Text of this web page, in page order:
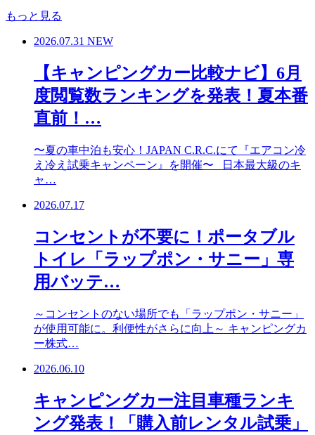
もっと見る
2026.07.31 NEW
【キャンピングカー比較ナビ】6月
度閲覧数ランキングを発表！夏本番
直前！…
〜夏の車中泊も安心！JAPAN C.R.C.にて『エアコン冷
え冷え試乗キャンペーン』を開催〜 日本最大級のキ
ャ…
2026.07.17
コンセントが不要に！ポータブル
トイレ「ラップポン・サニー」専
用バッテ…
～コンセントのない場所でも「ラップポン・サニー」
が使用可能に。利便性がさらに向上～ キャンピングカ
ー株式…
2026.06.10
キャンピングカー注目車種ランキ
ング発表！「購入前レンタル試乗」